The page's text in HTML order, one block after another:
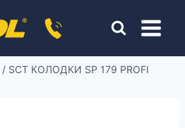
/ SCT КОЛОДКИ SP 179 PROFI